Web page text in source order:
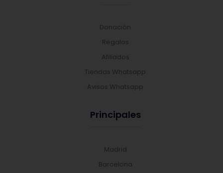
Donación
Regalos
Afiliados
Tiendas Whatsapp
Avisos Whatsapp
Principales
Madrid
Barcelona